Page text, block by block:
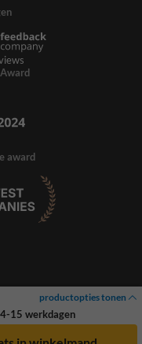
productopties tonen
15 werkdagen
award